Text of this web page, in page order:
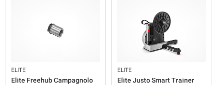
ELITE
Elite Freehub Campagnolo
ELITE
Elite Justo Smart Trainer